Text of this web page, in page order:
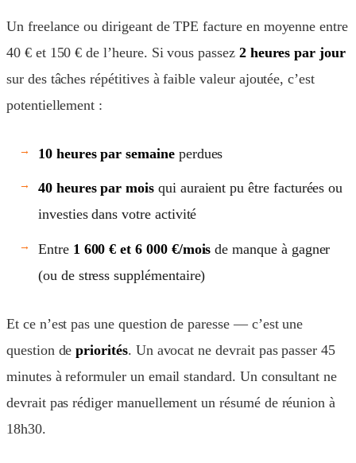
Un freelance ou dirigeant de TPE facture en moyenne entre
40 € et 150 € de l’heure. Si vous passez 2 heures par jour
sur des tâches répétitives à faible valeur ajoutée, c’est
potentiellement :
10 heures par semaineperdues
40 heures par mois qui auraient pu être facturées ou
investies dans votre activité
Entre 1 600 € et 6 000 €/mois de manque à gagner
(ou de stress supplémentaire)
Et ce n’est pas une question de paresse — c’est une
question depriorités. Un avocat ne devrait pas passer 45
minutes à reformuler un email standard. Un consultant ne
devrait pas rédiger manuellement un résumé de réunion à
18h30.